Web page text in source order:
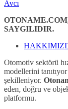
Avcı
SAYGILIDIR.
Otomotiv sektörü
modellerini
şekilleniyor.
eden, doğru ve
platformu.